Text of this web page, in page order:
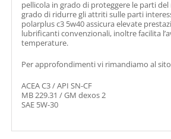
pellicola in grado di proteggere le parti
grado di ridurre gli attriti sulle parti
polarplus c3 5w40 assicura elevate
lubrificanti convenzionali, inoltre facilita
temperature.
Per approfondimenti vi rimandiamo al sito
ACEA C3 / API SN-CF
MB 229.31 / GM dexos 2
SAE 5W-30